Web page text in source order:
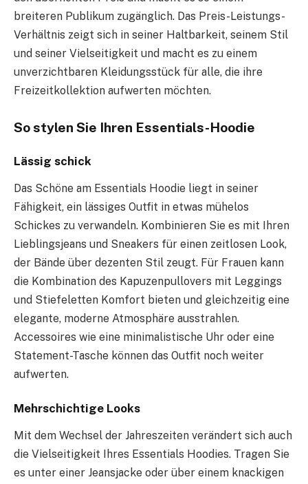
breiteren Publikum zugänglich. Das Preis-Leistungs-
Verhältnis zeigt sich in seiner Haltbarkeit, seinem Stil
und seiner Vielseitigkeit und macht es zu einem
unverzichtbaren Kleidungsstück für alle, die ihre
Freizeitkollektion aufwerten möchten.
So stylen Sie Ihren Essentials-Hoodie
Lässig schick
Das Schöne am Essentials Hoodie liegt in seiner
Fähigkeit, ein lässiges Outfit in etwas mühelos
Schickes zu verwandeln. Kombinieren Sie es mit Ihren
Lieblingsjeans und Sneakers für einen zeitlosen Look,
der Bände über dezenten Stil zeugt. Für Frauen kann
die Kombination des Kapuzenpullovers mit Leggings
und Stiefeletten Komfort bieten und gleichzeitig eine
elegante, moderne Atmosphäre ausstrahlen.
Accessoires wie eine minimalistische Uhr oder eine
Statement-Tasche können das Outfit noch weiter
aufwerten.
Mehrschichtige Looks
Mit dem Wechsel der Jahreszeiten verändert sich auch
die Vielseitigkeit Ihres Essentials Hoodies. Tragen Sie
es unter einer Jeansjacke oder über einem knackigen